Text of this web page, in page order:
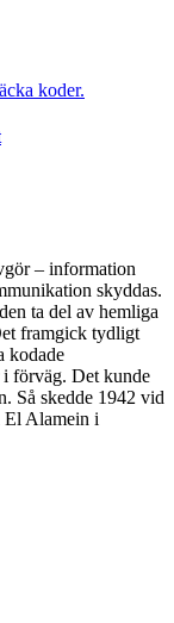
– information
skyddas.
ta del av hemliga
framgick tydligt
kodade
i förväg. Det kunde
Så skedde 1942 vid
El Alamein i